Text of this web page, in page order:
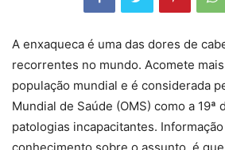
A enxaqueca é uma das dores de
recorrentes no mundo. Acomete mais
população mundial e é considerada
Mundial de Saúde (OMS) como a 19ª
patologias incapacitantes.